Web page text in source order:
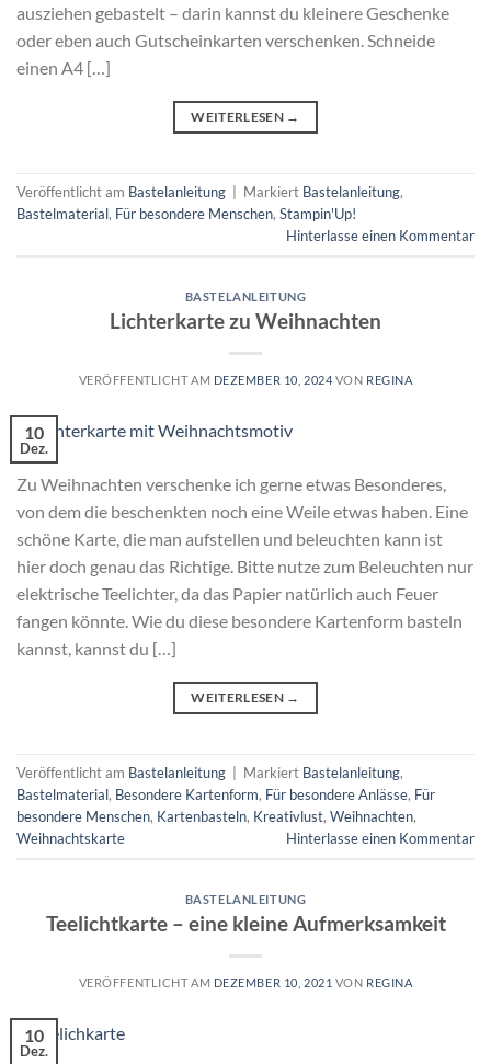
ausziehen gebastelt – darin kannst du kleinere Geschenke
oder eben auch Gutscheinkarten verschenken. Schneide
einen A4 […]
WEITERLESEN →
Veröffentlicht am Bastelanleitung Markiert Bastelanleitung,
Bastelmaterial, Für besondere Menschen, Stampin'Up!
Hinterlasse einen Kommentar
BASTELANLEITUNG
Lichterkarte zu Weihnachten
VERÖFFENTLICHT AM DEZEMBER 10, 2024 VON REGINA
10
Dez.
Zu Weihnachten verschenke ich gerne etwas Besonderes,
von dem die beschenkten noch eine Weile etwas haben. Eine
schöne Karte, die man aufstellen und beleuchten kann ist
hier doch genau das Richtige. Bitte nutze zum Beleuchten nur
elektrische Teelichter, da das Papier natürlich auch Feuer
fangen könnte. Wie du diese besondere Kartenform basteln
kannst, kannst du […]
WEITERLESEN →
Veröffentlicht am Bastelanleitung Markiert Bastelanleitung,
Bastelmaterial, Besondere Kartenform, Für besondere Anlässe, Für
besondere Menschen, Kartenbasteln, Kreativlust, Weihnachten,
Weihnachtskarte
Hinterlasse einen Kommentar
BASTELANLEITUNG
Teelichtkarte – eine kleine Aufmerksamkeit
VERÖFFENTLICHT AM DEZEMBER 10, 2021 VON REGINA
10
Dez.